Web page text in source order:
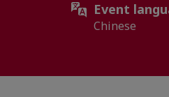
Event
Chinese